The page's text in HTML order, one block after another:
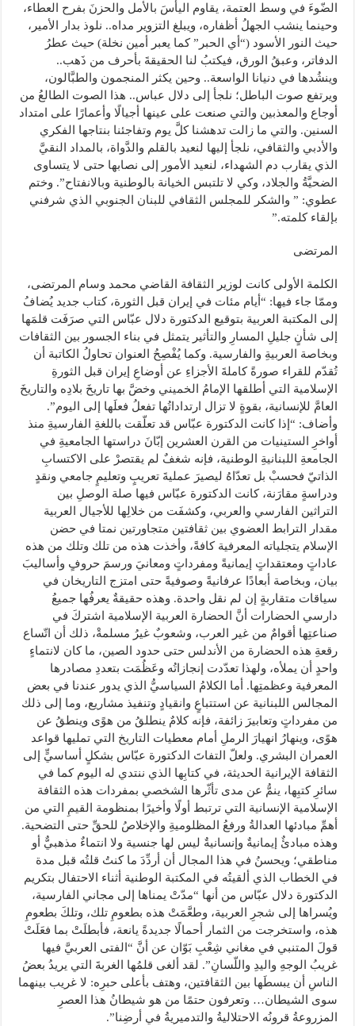
الضّوءَ في وسط العتمة، يقاوم اليأسَ بالأمل والحزنَ بفرح العطاء،
وحينما ينشب الجهلُ أظفاره، ويبلغ التزوير مداه.. نلوذ بدار الأمير،
حيث النور الأسود (“أي الحبر” كما يعبر أمين نخلة) حيث عطرُ
الدفاتر، وعبقُ الورق، فيكتبُ لنا الحقيقةَ بأحرف من ذَهب..
وينشُدها في دنيانا الواسعة.. وحين يكثر المنجمون والطبَّالون،
ويرتفع صوت الباطل؛ نلجأ إلى دلال عباس.. هذا الصوت الطالعُ من
أوجاع والمعذبين والتي صنعت على عينها أجيالًا وأعمارًا على امتداد
السنين. والتي ما زالت تدهشنا كلَّ يوم وتفاجئنا بنتاجها الفكري
والأدبي والثقافي، نلجأ إليها لنعيد بالقلم والدَّواة، بالمداد النقيَّ
الذي يقارب دم الشهداء، لنعيد الأمور إلى نصابها حتى لا يتساوى
الضحيَّةُ والجلاد، وكي لا تلتبس الخيانة بالوطنية وبالانفتاح”. وختم
عطوي: ” والشكر للمجلس الثقافي للبنان الجنوبي الذي شرفني
بإلقاء كلمته.”
المرتضى
الكلمة الأولى كانت لوزير الثقافة القاضي محمد وسام المرتضى،
وممّا جاء فيها: “أيام مئات في إيران قبل الثورة، كتاب جديد يُضافُ
إلى المكتبة العربية بتوقيع الدكتورة دلال عبّاس التي صرَفَت قلمَها
إلى شأنٍ جليلِ المسارِ والتأثير يتمثل في بناء الجسور بين الثقافات
وبخاصة العربيةِ والفارسية. وكما يُفْصِحُ العنوان تحاولُ الكاتبة أن
تُقدّم للقراء صورةً كاملةَ الأجزاءِ عن أوضاعِ إيران قبل الثورةِ
الإسلامية التي أطلقها الإمامُ الخميني وخضَّ بها تاريخَ بلادِه والتاريخَ
العامَّ للإنسانية، بقوةٍ لا تزال ارتداداتُها تفعلُ فعلَها إلى اليوم”.
وأضاف: “إذا كانت الدكتورة عبّاس قد تعلّقت باللغةِ الفارسيةِ منذ
أواخرِ الستينيات من القرن العشرين إبّانَ دراستها الجامعيةِ في
الجامعةِ اللبنانيةِ الوطنية، فإنه شغفٌ لم يقتصرْ على الاكتسابِ
الذاتيّ فحسبْ بل تعدّاهُ ليصيرَ عمليةَ تعريبٍ وتعليمٍ جامعي ونقدٍ
ودراسةٍ مقارَنة، كانت الدكتورة عبّاس فيها صلة الوصلِ بين
التراثين الفارسي والعربي، وكشفَت من خلالِها للأجيال العربية
مقدار الترابط العضوي بين ثقافتين متجاورتين نمتا في حضن
الإسلام يتجلياته المعرفية كافةً، وأخذت هذه من تلك وتلك من هذه
عاداتٍ ومعتقداتٍ إيمانيةً ومفرداتٍ ومعانيَ ورسمَ حروفٍ وأساليبَ
بيان، وبخاصة أبعادًا عرفانيةً وصوفيةً حتى امتزج التاريخان في
سياقات متقاربةٍ إن لم نقل واحدة. وهذه حقيقةٌ يعرفُها جميعُ
دارسي الحضارات أنَّ الحضارة العربية الإسلامية اشتركَ في
صناعتِها أقوامٌ من غير العرب، وشعوبٌ غيرُ مسلمةْ، ذلك أن اتّساع
رقعةِ هذه الحضارة من الأندلس حتى حدود الصين، ما كان لانتماءٍ
واحدٍ أن يملأه، ولهذا تعدّدت إنجازاتُه وعَظُمَت بتعددِ مصادرها
المعرفية وعظمتِها. أما الكلامُ السياسيُّ الذي يدور عندنا في بعض
المجالس اللبنانية عن استتباعٍ وانقيادٍ وتنفيذ مشاريع، وما إلى ذلك
من مفرداتٍ وتعابيرَ زائفة، فإنه كلامٌ ينطلقُ من هوًى وينطقُ عن
هوًى، وينهارُ انهيارَ الرملِ أمام معطيات التاريخ التي تمليها قواعد
العمران البشري. ولعلّ التفاتَ الدكتورة عبّاس بشكلٍ أساسيٍّ إلى
الثقافة الإيرانية الحديثة، في كتابِها الذي ننتدي له اليوم كما في
سائرِ كتبِها، ينمُّ عن مدى تأثّرها الشخصي بمفردات هذه الثقافة
الإسلامية الإنسانية التي ترتبط أولًا وأخيرًا بمنظومة القيمِ التي من
أهمِّ مبادئها العدالةُ ورفعُ المظلوميةِ والإخلاصُ للحقِّ حتى التضحية.
وهذه مبادئٌ إيمانيةٌ وإنسانيةٌ ليس لها جنسية ولا انتماءٌ مذهبيٌّ أو
مناطقي؛ ويحسنُ في هذا المجال أن أردِّدَ ما كنتُ قلتُه قبل مدة
في الخطاب الذي ألقيتُه في المكتبة الوطنية أثناء الاحتفال بتكريم
الدكتورة دلال عبّاس من أنها “مدّتْ يمناها إلى مجاني الفارسية،
ويُسراها إلى شجرِ العربية، وطعَّمَتْ هذه بطعومِ تلك، وتلكَ بطعومِ
هذه، واستخرجت من الثمار أحمالًا جديدةً يانعة، فأبطلَتْ بما فعَلَتْ
قولَ المتنبي في مغاني شِعْبِ بَوّان عن أنَّ “الفتى العربيَّ فيها
غريبُ الوجهِ واليدِ واللّسانِ”. لقد ألغى قلمُها الغربةَ التي يريدُ بعضُ
الناسِ أن يبسطَها بين الثقافتين، وهتف بأعلى حبرِه: لا غريب بينهما
سوى الشيطان… وتعرفون حتمًا من هو شيطانُ هذا العصرِ
المزروعةُ قرونُه الاحتلاليةُ والتدميريةُ في أرضِنا”.